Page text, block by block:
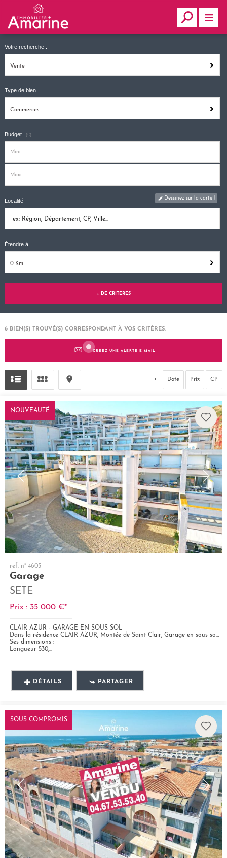
Votre recherche :
Vente
Type de bien
Commerces
Budget (€)
Localité Dessinez sur la carte !
Étendre à
0 Km
+ DE CRITÈRES
6BIEN(S) TROUVÉ(S) CORRESPONDANT À VOS CRITÈRES.
CRÉEZ UNE ALERTE E-MAIL
Date Prix CP
NOUVEAUTÉ
ref. n° 4605
Garage
SETE
Prix : 35 000 €*
CLAIR AZUR - GARAGE EN SOUS SOL
Dans la résidence CLAIR AZUR, Montée de Saint Clair, Garage en sous sol sécurisé.
Ses dimensions :
Longueur 530,...
DÉTAILS PARTAGER
SOUS COMPROMIS